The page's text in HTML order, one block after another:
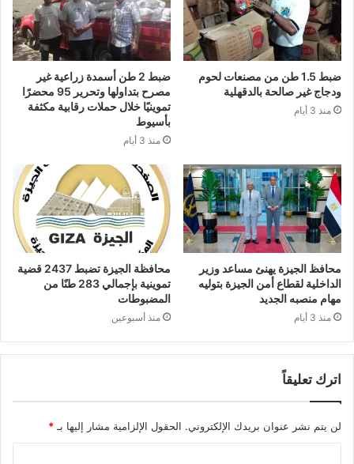
ضبط 1.5 طن من مصنعات لحوم
ودجاج غير صالحة بالدقهلية
منذ 3 أيام
ضبط 2 طن أسمدة زراعية غير
مصرح بتداولها وتحرير 95 محضرًا
تموينيًا خلال حملات رقابية مكثفة
بأسيوط
منذ 3 أيام
محافظ الجيزة يهنئ مساعد وزير
الداخلية لقطاع أمن الجيزة بتوليه
مهام منصبه الجديد
منذ 3 أيام
محافظة الجيزة تضبط 2437 قضية
تموينية بإجمالي 283 طنًا من
المضبوطات
منذ أسبوعين
اترك تعليقاً
لن يتم نشر عنوان بريدك الإلكتروني. الحقول الإلزامية مشار إليها بـ*